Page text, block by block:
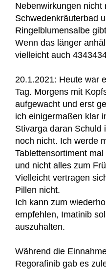
Nebenwirkungen nicht
Schwedenkräuterbad
Ringelblumensalbe
Wenn das länger
vielleicht auch
20.1.2021: Heute war
Tag. Morgens mit
aufgewacht und erst
ich einigermaßen klar
Stivarga daran Schuld
noch nicht. Ich werde
Tablettensortiment
und nicht alles zum
Vielleicht vertragen
Pillen nicht.
Ich kann zum
empfehlen, Imatinib
auszuhalten.
Während die
Regorafinib gab es